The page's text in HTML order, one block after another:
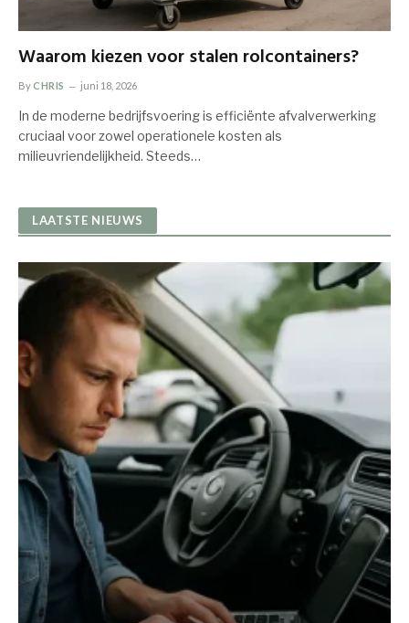
Waarom kiezen voor stalen rolcontainers?
ByCHRIS juni 18, 2026
In de moderne bedrijfsvoering is efficiënte afvalverwerking
cruciaal voor zowel operationele kosten als
milieuvriendelijkheid. Steeds…
LAATSTE NIEUWS